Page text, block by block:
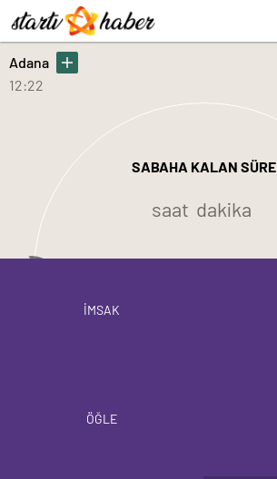
Adana
12:22
SABAHA KALAN SÜRE
saat dakika
İMSAK
ÖĞLE